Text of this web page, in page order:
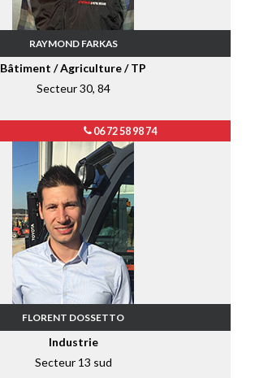
RAYMOND FARKAS
Bâtiment / Agriculture / TP
Secteur 30, 84
06 72 58 98 74
FLORENT DOSSETTO
Industrie
Secteur 13 sud